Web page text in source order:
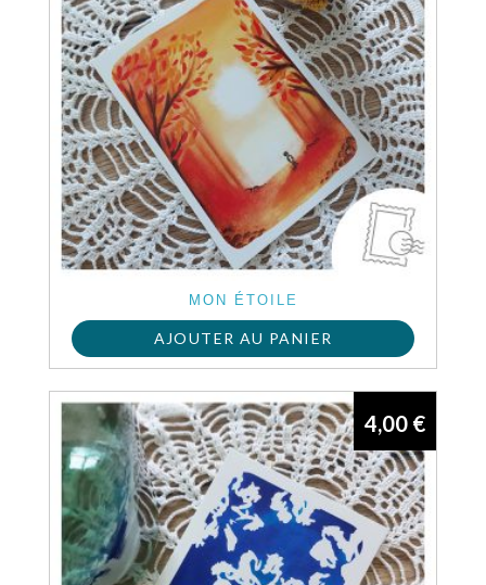
MON ÉTOILE
AJOUTER AU PANIER
4,00 €